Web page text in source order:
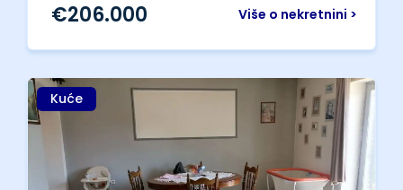
Više o nekretnini >
€206.000
Kuće